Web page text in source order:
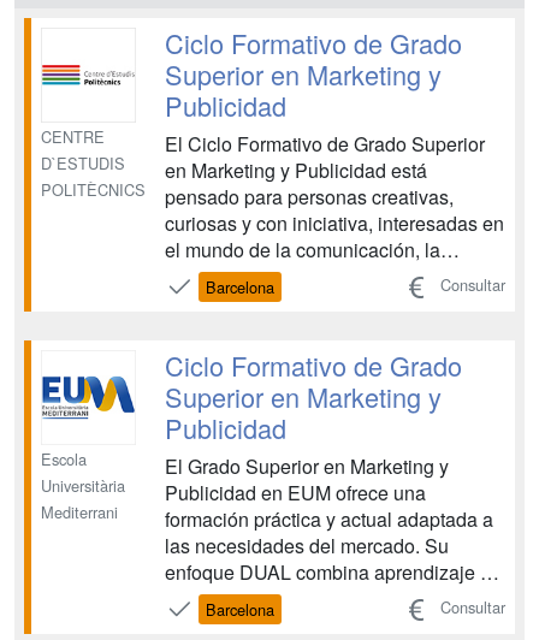
CENTRE
D`ESTUDIS
POLITÈCNICS
Ciclo Formativo de Grado
Superior en Marketing y
Publicidad
El Ciclo Formativo de Grado Superior
en Marketing y Publicidad está
pensado para personas creativas,
curiosas y con iniciativa, interesadas en
el mundo de la comunicación, la
estrategia de marca y las redes
sociales. Durante el ciclo aprenderás a
contenidos digitales, analizar
mercados, organizar eventos y gest...
Barcelona Consultar
Escola
Universitària
Mediterrani
Ciclo Formativo de Grado
Superior en Marketing y
Publicidad
El Grado Superior en Marketing y
Publicidad en EUM ofrece una
formación práctica y actual adaptada a
las necesidades del mercado. Su
enfoque DUAL combina aprendizaje en
el aula y experiencia en empresas del
sector, preparando al estudiante para
Barcelona Consultar